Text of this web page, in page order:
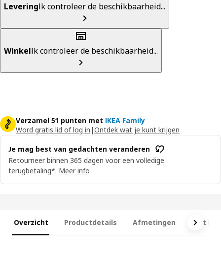
LeveringIk controleer de beschikbaarheid...
WinkelIk controleer de beschikbaarheid...
Verzamel 51 punten met IKEA Family
Word gratis lid of log in |Ontdek wat je kunt krijgen
Je mag best van gedachten veranderen
Retourneer binnen 365 dagen voor een volledige
terugbetaling*. Meer info
Overzicht Productdetails Afmetingen Wat is